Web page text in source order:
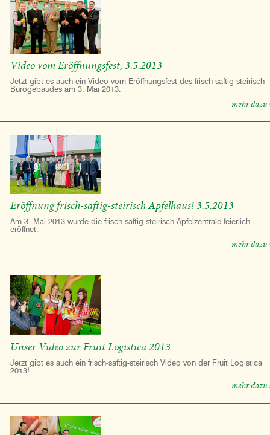
Video vom Eröffnungsfest, 3.5.2013
Jetzt gibt es auch ein Video vom Eröffnungsfest des frisch-saftig-steirisch
Bürogebäudes am 3. Mai 2013.
mehr dazu
Eröffnung frisch-saftig-steirisch Apfelhaus! 3.5.2013
Am 3. Mai 2013 wurde die frisch-saftig-steirisch Apfelzentrale feierlich
eröffnet.
mehr dazu
Unser Video zur Fruit Logistica 2013
Jetzt gibt es auch ein frisch-saftig-steirisch Video von der Fruit Logistica
2013!
mehr dazu